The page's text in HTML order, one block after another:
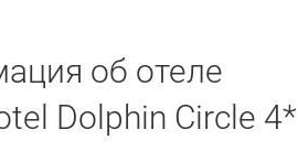
об отеле
Dolphin Circle 4*